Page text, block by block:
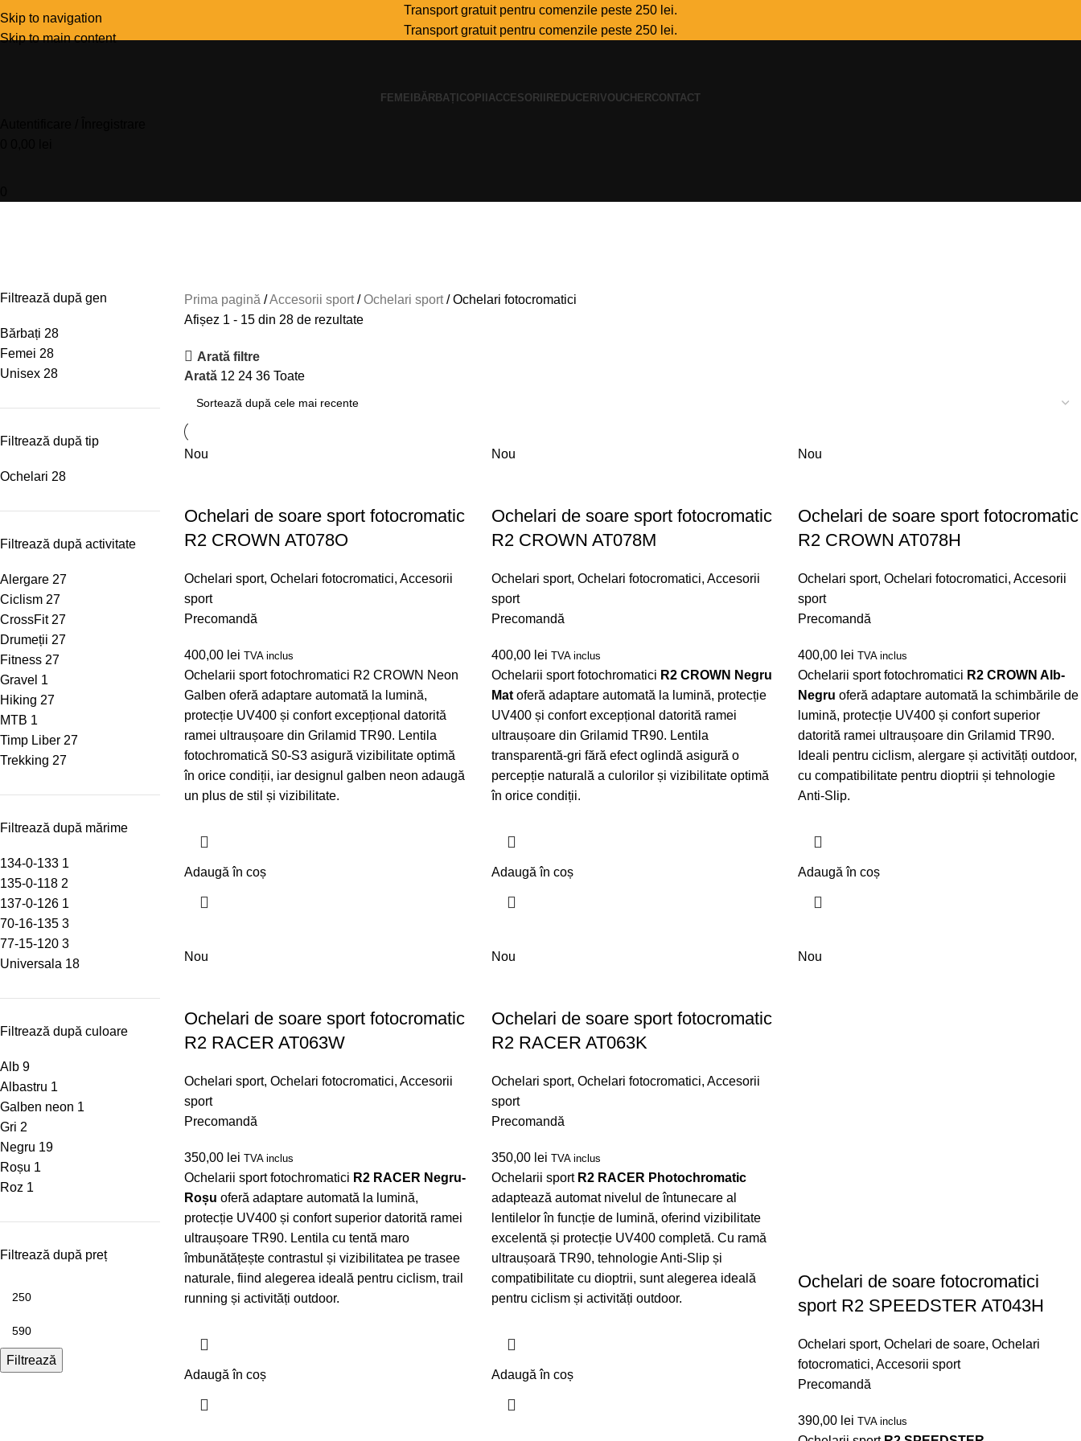
Skip to navigation
Skip to main content
Transport gratuit pentru comenzile peste 250 lei.
Transport gratuit pentru comenzile peste 250 lei.
FEMEI BĂRBAȚI COPII ACCESORII REDUCERI VOUCHERCONTACT
Filtrează după gen
Bărbați 28
Femei 28
Unisex 28
Filtrează după tip
Ochelari 28
Filtrează după activitate
Alergare 27
Ciclism 27
CrossFit 27
Drumeții 27
Fitness 27
Gravel 1
Hiking 27
MTB 1
Timp Liber 27
Trekking 27
Filtrează după mărime
134-0-133 1
135-0-118 2
137-0-126 1
70-16-135 3
77-15-120 3
Universala 18
Filtrează după culoare
Alb 9
Albastru 1
Galben neon 1
Gri 2
Negru 19
Roșu 1
Roz 1
Filtrează după preț
Filtrează
Prima pagină Accesorii sport Ochelari sport
Ochelari fotocromatici
Afișez 1 - 15 din 28 de rezultate
Arată filtre
Arată 12 24 36 Toate
Nou
Ochelari de soare sport fotocromatic
R2 CROWN AT078O
Ochelari sport, Ochelari fotocromatici, Accesorii
sport
Precomandă
400,00 lei TVA inclus
Ochelarii sport fotochromatici R2 CROWN Neon
Galben oferă adaptare automată la lumină,
protecție UV400 și confort excepțional datorită
ramei ultraușoare din Grilamid TR90. Lentila
fotochromatică S0-S3 asigură vizibilitate optimă
în orice condiții, iar designul galben neon adaugă
un plus de stil și vizibilitate.
Adaugă în coș
Nou
Ochelari de soare sport fotocromatic
R2 CROWN AT078M
Ochelari sport, Ochelari fotocromatici, Accesorii
sport
Precomandă
400,00 lei TVA inclus
Ochelarii sport fotochromatici R2 CROWN Negru
Matoferă adaptare automată la lumină, protecție
UV400 și confort excepțional datorită ramei
ultraușoare din Grilamid TR90. Lentila
transparentă-gri fără efect oglindă asigură o
percepție naturală a culorilor și vizibilitate optimă
în orice condiții.
Adaugă în coș
Nou
Ochelari de soare sport fotocromatic
R2 CROWN AT078H
Ochelari sport, Ochelari fotocromatici, Accesorii
sport
Precomandă
400,00 lei TVA inclus
Ochelarii sport fotochromatici R2 CROWN Alb-
Negru oferă adaptare automată la schimbările de
lumină, protecție UV400 și confort superior
datorită ramei ultraușoare din Grilamid TR90.
Ideali pentru ciclism, alergare și activități outdoor,
cu compatibilitate pentru dioptrii și tehnologie
Anti-Slip.
Adaugă în coș
Nou
Ochelari de soare sport fotocromatic
R2 RACER AT063W
Ochelari sport, Ochelari fotocromatici, Accesorii
sport
Precomandă
350,00 lei TVA inclus
Ochelarii sport fotochromatici R2 RACER Negru-
Roșu oferă adaptare automată la lumină,
protecție UV400 și confort superior datorită ramei
ultraușoare TR90. Lentila cu tentă maro
îmbunătățește contrastul și vizibilitatea pe trasee
naturale, fiind alegerea ideală pentru ciclism, trail
running și activități outdoor.
Adaugă în coș
Nou
Ochelari de soare sport fotocromatic
R2 RACER AT063K
Ochelari sport, Ochelari fotocromatici, Accesorii
sport
Precomandă
350,00 lei TVA inclus
Ochelarii sport R2 RACER Photochromatic
adaptează automat nivelul de întunecare al
lentilelor în funcție de lumină, oferind vizibilitate
excelentă și protecție UV400 completă. Cu ramă
ultraușoară TR90, tehnologie Anti-Slip și
compatibilitate cu dioptrii, sunt alegerea ideală
pentru ciclism și activități outdoor.
Adaugă în coș
Nou
Ochelari de soare fotocromatici
sport R2 SPEEDSTER AT043H
Ochelari sport, Ochelari de soare, Ochelari
fotocromatici, Accesorii sport
Precomandă
390,00 lei TVA inclus